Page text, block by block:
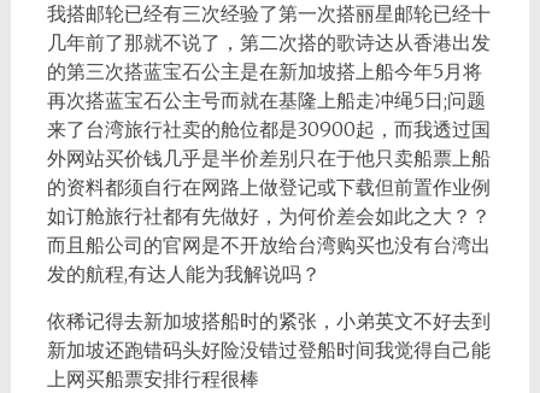
我搭邮轮已经有三次经验了第一次搭丽星邮轮已经十
几年前了那就不说了，第二次搭的歌诗达从香港出发
的第三次搭蓝宝石公主是在新加坡搭上船今年5月将
再次搭蓝宝石公主号而就在基隆上船走冲绳5日;问题
来了台湾旅行社卖的舱位都是30900起，而我透过国
外网站买价钱几乎是半价差别只在于他只卖船票上船
的资料都须自行在网路上做登记或下载但前置作业例
如订舱旅行社都有先做好，为何价差会如此之大？？
而且船公司的官网是不开放给台湾购买也没有台湾出
发的航程,有达人能为我解说吗？
依稀记得去新加坡搭船时的紧张，小弟英文不好去到
新加坡还跑错码头好险没错过登船时间我觉得自己能
上网买船票安排行程很棒